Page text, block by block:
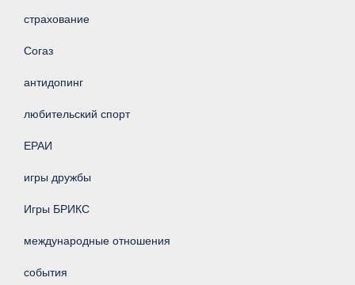
страхование
Согаз
антидопинг
любительский спорт
ЕРАИ
игры дружбы
Игры БРИКС
международные отношения
события